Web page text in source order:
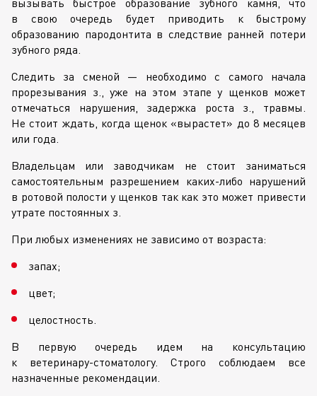
в свою очередь будет приводить к быстрому
образованию пародонтита в следствие ранней потери
зубного ряда.
Следить за сменой — необходимо с самого начала
прорезывания з., уже на этом этапе у щенков может
отмечаться нарушения, задержка роста з., травмы.
Не стоит ждать, когда щенок «вырастет» до 8 месяцев
или года.
Владельцам или заводчикам не стоит заниматься
самостоятельным разрешением каких-либо нарушений
в ротовой полости у щенков так как это может привести
утрате постоянных з.
При любых изменениях не зависимо от возраста:
запах;
цвет;
целостность.
В первую очередь идем на консультацию
к ветеринару-стоматологу. Строго соблюдаем все
назначенные рекомендации.